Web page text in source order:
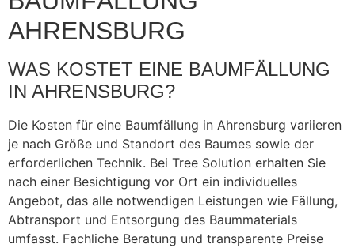
AHRENSBURG
WAS KOSTET EINE BAUMFÄLLUNG
IN AHRENSBURG?
Die Kosten für eine Baumfällung in Ahrensburg variieren
je nach Größe und Standort des Baumes sowie der
erforderlichen Technik. Bei Tree Solution erhalten Sie
nach einer Besichtigung vor Ort ein individuelles
Angebot, das alle notwendigen Leistungen wie Fällung,
Abtransport und Entsorgung des Baummaterials
umfasst. Fachliche Beratung und transparente Preise